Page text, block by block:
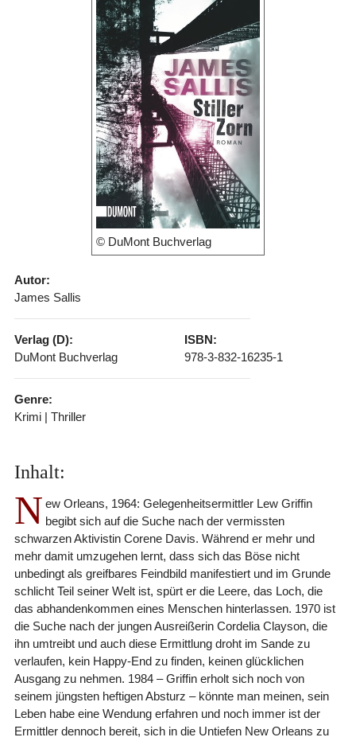
© DuMont Buchverlag
Autor:
James Sallis
Verlag (D):
DuMont Buchverlag
ISBN:
978-3-832-16235-1
Genre:
Krimi | Thriller
Inhalt:
N ew Orleans, 1964: Gelegenheitsermittler Lew Griffin
begibt sich auf die Suche nach der vermissten
schwarzen Aktivistin Corene Davis. Während er mehr und
mehr damit umzugehen lernt, dass sich das Böse nicht
unbedingt als greifbares Feindbild manifestiert und im Grunde
schlicht Teil seiner Welt ist, spürt er die Leere, das Loch, die
das abhandenkommen eines Menschen hinterlassen. 1970 ist
die Suche nach der jungen Ausreißerin Cordelia Clayson, die
ihn umtreibt und auch diese Ermittlung droht im Sande zu
verlaufen, kein Happy-End zu finden, keinen glücklichen
Ausgang zu nehmen. 1984 – Griffin erholt sich noch von
seinem jüngsten heftigen Absturz – könnte man meinen, sein
Leben habe eine Wendung erfahren und noch immer ist der
Ermittler dennoch bereit, sich in die Untiefen New Orleans zu